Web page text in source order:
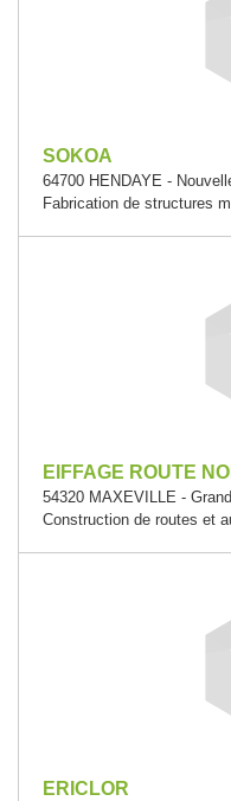
SOKOA
64700 HENDAYE -
Fabrication de structures
EIFFAGE ROUTE
54320 MAXEVILLE -
Construction de routes et
ERICLOR